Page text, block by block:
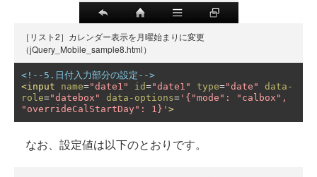
［リスト2］カレンダー表示を月曜始まりに変更
（jQuery_Mobile_sample8.html）
<!--5.日付入力部分の設定-->
<input
name="date1" id="date1" type="date"
data-
role="datebox" data-options= '{"mode": "calbox",
"overrideCalStartDay": 1}' >
なお、設定値は以下のとおりです。